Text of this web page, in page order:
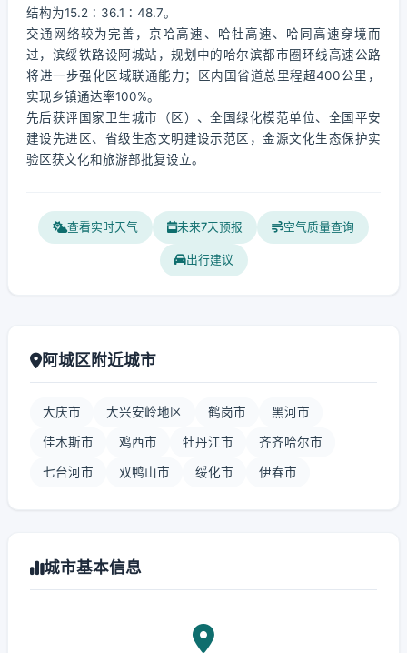
结构为15.2∶36.1∶48.7。
交通网络较为完善，京哈高速、哈牡高速、哈同高速穿境而
过，滨绥铁路设阿城站，规划中的哈尔滨都市圈环线高速公路
将进一步强化区域联通能力；区内国省道总里程超400公里，
实现乡镇通达率100%。
先后获评国家卫生城市（区）、全国绿化模范单位、全国平安
建设先进区、省级生态文明建设示范区，金源文化生态保护实
验区获文化和旅游部批复设立。
查看实时天气 未来7天预报 空气质量查询
出行建议
阿城区附近城市
大庆市 大兴安岭地区 鹤岗市 黑河市
佳木斯市 鸡西市 牡丹江市 齐齐哈尔市
七台河市 双鸭山市 绥化市 伊春市
城市基本信息